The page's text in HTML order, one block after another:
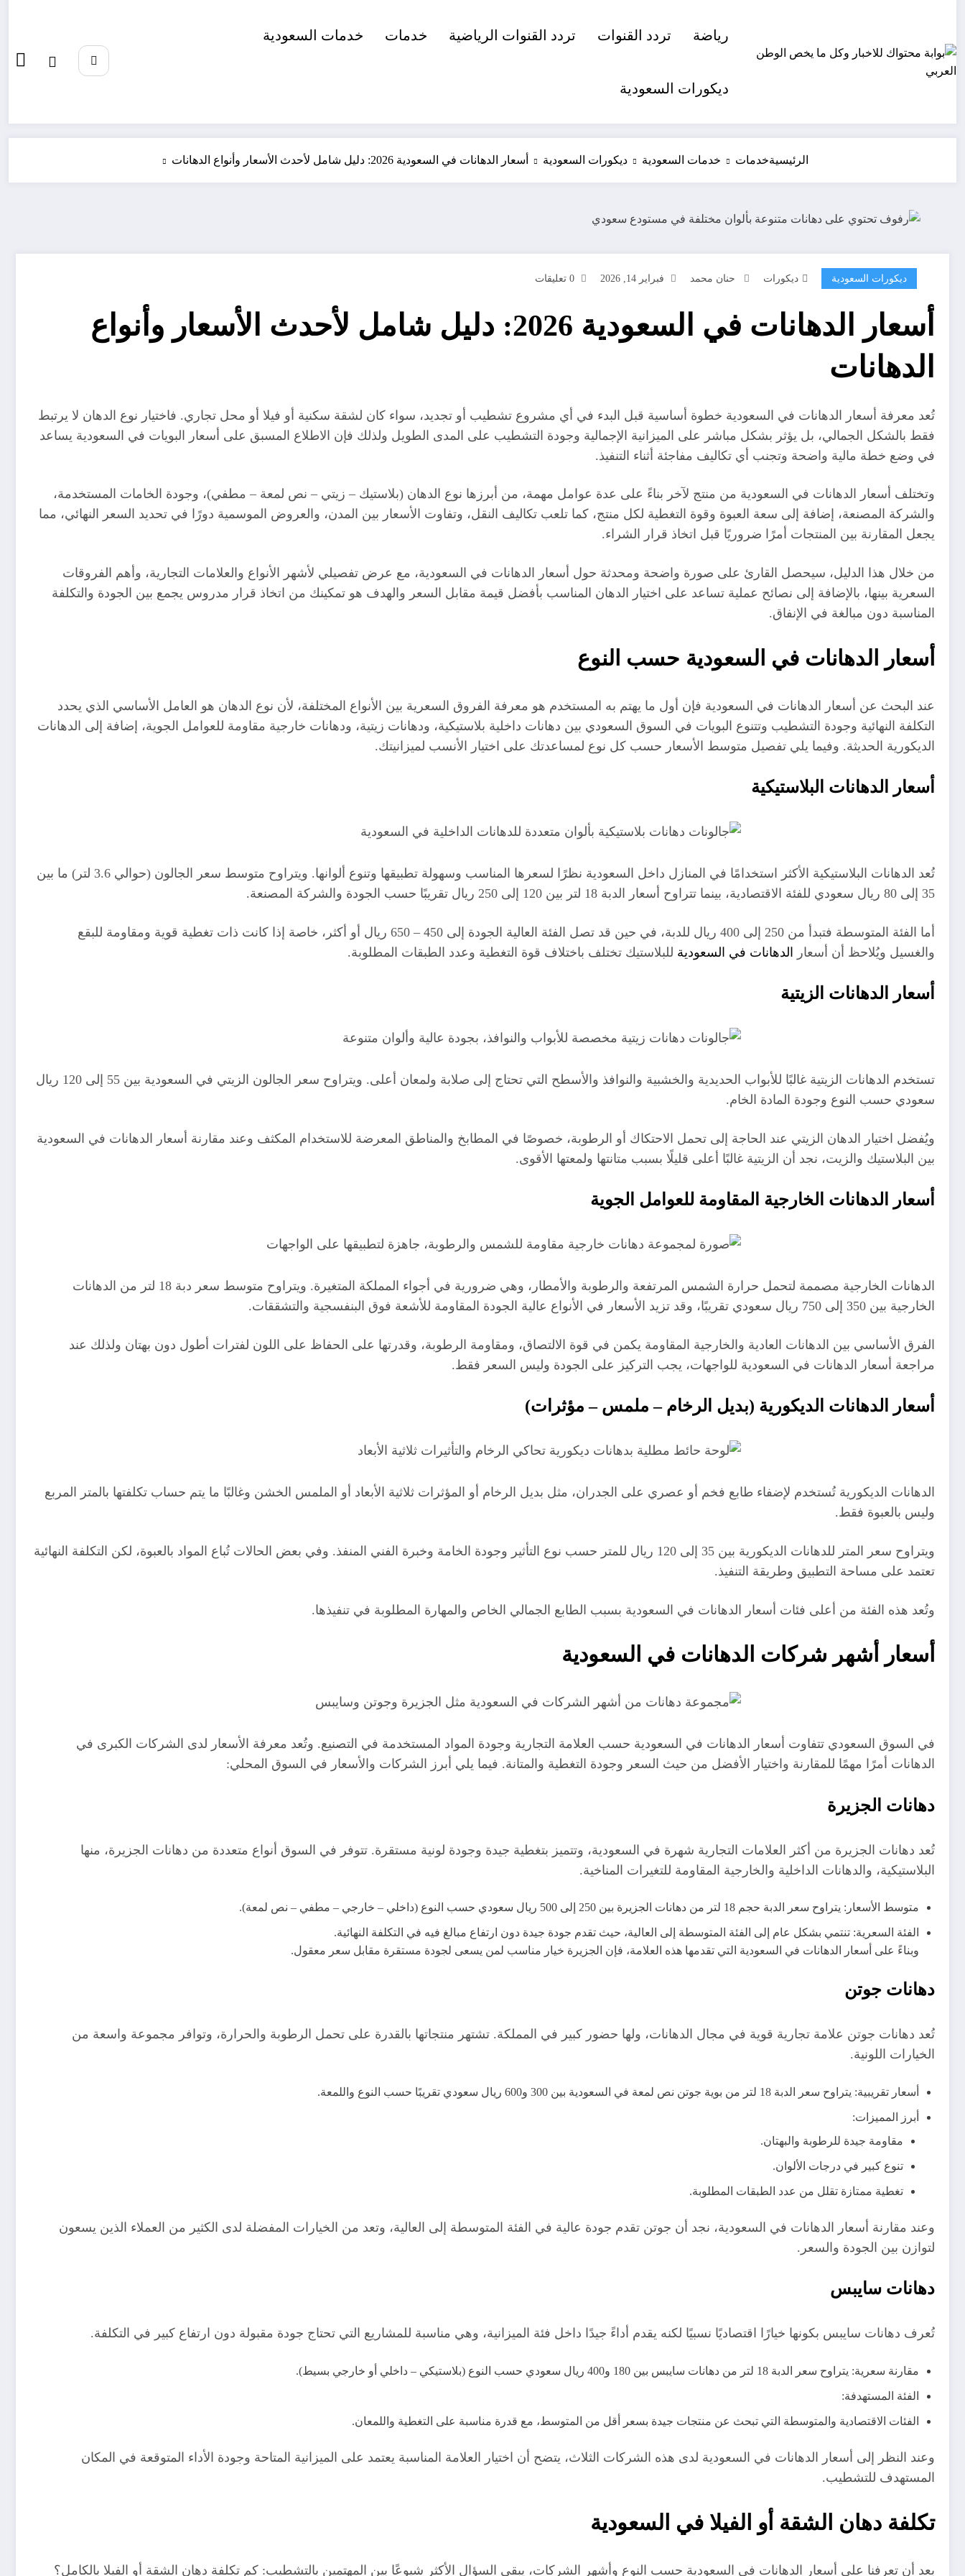
المحتوى
رياضة تردد القنوات تردد القنوات الرياضية خدمات خدمات السعودية
ديكورات السعودية
الرئيسيةخدمات خدمات السعودية ديكورات السعودية أسعار الدهانات في السعودية 2026: دليل شامل لأحدث الأسعار وأنواع الدهانات
ديكورات السعودية ديكورات حنان محمد فبراير 14, 2026 0 تعليقات
أسعار الدهانات في السعودية 2026: دليل شامل لأحدث الأسعار وأنواع
الدهانات
تُعد معرفة أسعار الدهانات في السعودية خطوة أساسية قبل البدء في أي مشروع تشطيب أو تجديد، سواء كان لشقة سكنية أو فيلا أو محل تجاري. فاختيار نوع الدهان لا يرتبط
فقط بالشكل الجمالي، بل يؤثر بشكل مباشر على الميزانية الإجمالية وجودة التشطيب على المدى الطويل ولذلك فإن الاطلاع المسبق على أسعار البويات في السعودية يساعد
في وضع خطة مالية واضحة وتجنب أي تكاليف مفاجئة أثناء التنفيذ.
وتختلف أسعار الدهانات في السعودية من منتج لآخر بناءً على عدة عوامل مهمة، من أبرزها نوع الدهان (بلاستيك – زيتي – نص لمعة – مطفي)، وجودة الخامات المستخدمة،
والشركة المصنعة، إضافة إلى سعة العبوة وقوة التغطية لكل منتج، كما تلعب تكاليف النقل، وتفاوت الأسعار بين المدن، والعروض الموسمية دورًا في تحديد السعر النهائي، مما
يجعل المقارنة بين المنتجات أمرًا ضروريًا قبل اتخاذ قرار الشراء.
من خلال هذا الدليل، سيحصل القارئ على صورة واضحة ومحدثة حول أسعار الدهانات في السعودية، مع عرض تفصيلي لأشهر الأنواع والعلامات التجارية، وأهم الفروقات
السعرية بينها، بالإضافة إلى نصائح عملية تساعد على اختيار الدهان المناسب بأفضل قيمة مقابل السعر والهدف هو تمكينك من اتخاذ قرار مدروس يجمع بين الجودة والتكلفة
المناسبة دون مبالغة في الإنفاق.
أسعار الدهانات في السعودية حسب النوع
عند البحث عن أسعار الدهانات في السعودية فإن أول ما يهتم به المستخدم هو معرفة الفروق السعرية بين الأنواع المختلفة، لأن نوع الدهان هو العامل الأساسي الذي يحدد
التكلفة النهائية وجودة التشطيب وتتنوع البويات في السوق السعودي بين دهانات داخلية بلاستيكية، ودهانات زيتية، ودهانات خارجية مقاومة للعوامل الجوية، إضافة إلى الدهانات
الديكورية الحديثة. وفيما يلي تفصيل متوسط الأسعار حسب كل نوع لمساعدتك على اختيار الأنسب لميزانيتك.
أسعار الدهانات البلاستيكية
تُعد الدهانات البلاستيكية الأكثر استخدامًا في المنازل داخل السعودية نظرًا لسعرها المناسب وسهولة تطبيقها وتنوع ألوانها. ويتراوح متوسط سعر الجالون (حوالي 3.6 لتر) ما بين
35 إلى 80 ريال سعودي للفئة الاقتصادية، بينما تتراوح أسعار الدبة 18 لتر بين 120 إلى 250 ريال تقريبًا حسب الجودة والشركة المصنعة.
أما الفئة المتوسطة فتبدأ من 250 إلى 400 ريال للدبة، في حين قد تصل الفئة العالية الجودة إلى 450 – 650 ريال أو أكثر، خاصة إذا كانت ذات تغطية قوية ومقاومة للبقع
والغسيل ويُلاحظ أن أسعار الدهانات في السعودية للبلاستيك تختلف باختلاف قوة التغطية وعدد الطبقات المطلوبة.
أسعار الدهانات الزيتية
تستخدم الدهانات الزيتية غالبًا للأبواب الحديدية والخشبية والنوافذ والأسطح التي تحتاج إلى صلابة ولمعان أعلى. ويتراوح سعر الجالون الزيتي في السعودية بين 55 إلى 120 ريال
سعودي حسب النوع وجودة المادة الخام.
ويُفضل اختيار الدهان الزيتي عند الحاجة إلى تحمل الاحتكاك أو الرطوبة، خصوصًا في المطابخ والمناطق المعرضة للاستخدام المكثف وعند مقارنة أسعار الدهانات في السعودية
بين البلاستيك والزيت، نجد أن الزيتية غالبًا أعلى قليلًا بسبب متانتها ولمعتها الأقوى.
أسعار الدهانات الخارجية المقاومة للعوامل الجوية
الدهانات الخارجية مصممة لتحمل حرارة الشمس المرتفعة والرطوبة والأمطار، وهي ضرورية في أجواء المملكة المتغيرة. ويتراوح متوسط سعر دبة 18 لتر من الدهانات
الخارجية بين 350 إلى 750 ريال سعودي تقريبًا، وقد تزيد الأسعار في الأنواع عالية الجودة المقاومة للأشعة فوق البنفسجية والتشققات.
الفرق الأساسي بين الدهانات العادية والخارجية المقاومة يكمن في قوة الالتصاق، ومقاومة الرطوبة، وقدرتها على الحفاظ على اللون لفترات أطول دون بهتان ولذلك عند
مراجعة أسعار الدهانات في السعودية للواجهات، يجب التركيز على الجودة وليس السعر فقط.
أسعار الدهانات الديكورية (بديل الرخام – ملمس – مؤثرات)
الدهانات الديكورية تُستخدم لإضفاء طابع فخم أو عصري على الجدران، مثل بديل الرخام أو المؤثرات ثلاثية الأبعاد أو الملمس الخشن وغالبًا ما يتم حساب تكلفتها بالمتر المربع
وليس بالعبوة فقط.
ويتراوح سعر المتر للدهانات الديكورية بين 35 إلى 120 ريال للمتر حسب نوع التأثير وجودة الخامة وخبرة الفني المنفذ. وفي بعض الحالات تُباع المواد بالعبوة، لكن التكلفة النهائية
تعتمد على مساحة التطبيق وطريقة التنفيذ.
وتُعد هذه الفئة من أعلى فئات أسعار الدهانات في السعودية بسبب الطابع الجمالي الخاص والمهارة المطلوبة في تنفيذها.
أسعار أشهر شركات الدهانات في السعودية
في السوق السعودي تتفاوت أسعار الدهانات في السعودية حسب العلامة التجارية وجودة المواد المستخدمة في التصنيع. وتُعد معرفة الأسعار لدى الشركات الكبرى في
الدهانات أمرًا مهمًا للمقارنة واختيار الأفضل من حيث السعر وجودة التغطية والمتانة. فيما يلي أبرز الشركات والأسعار في السوق المحلي:
دهانات الجزيرة
تُعد دهانات الجزيرة من أكثر العلامات التجارية شهرة في السعودية، وتتميز بتغطية جيدة وجودة لونية مستقرة. تتوفر في السوق أنواع متعددة من دهانات الجزيرة، منها
البلاستيكية، والدهانات الداخلية والخارجية المقاومة للتغيرات المناخية.
متوسط الأسعار: يتراوح سعر الدبة حجم 18 لتر من دهانات الجزيرة بين 250 إلى 500 ريال سعودي حسب النوع (داخلي – خارجي – مطفي – نص لمعة).
الفئة السعرية: تنتمي بشكل عام إلى الفئة المتوسطة إلى العالية، حيث تقدم جودة جيدة دون ارتفاع مبالغ فيه في التكلفة النهائية.
وبناءً على أسعار الدهانات في السعودية التي تقدمها هذه العلامة، فإن الجزيرة خيار مناسب لمن يسعى لجودة مستقرة مقابل سعر معقول.
دهانات جوتن
تُعد دهانات جوتن علامة تجارية قوية في مجال الدهانات، ولها حضور كبير في المملكة. تشتهر منتجاتها بالقدرة على تحمل الرطوبة والحرارة، وتوافر مجموعة واسعة من
الخيارات اللونية.
أسعار تقريبية: يتراوح سعر الدبة 18 لتر من بوية جوتن نص لمعة في السعودية بين 300 و600 ريال سعودي تقريبًا حسب النوع واللمعة.
أبرز المميزات:
مقاومة جيدة للرطوبة والبهتان.
تنوع كبير في درجات الألوان.
تغطية ممتازة تقلل من عدد الطبقات المطلوبة.
وعند مقارنة أسعار الدهانات في السعودية، نجد أن جوتن تقدم جودة عالية في الفئة المتوسطة إلى العالية، وتعد من الخيارات المفضلة لدى الكثير من العملاء الذين يسعون
لتوازن بين الجودة والسعر.
دهانات سايبس
تُعرف دهانات سايبس بكونها خيارًا اقتصاديًا نسبيًا لكنه يقدم أداءً جيدًا داخل فئة الميزانية، وهي مناسبة للمشاريع التي تحتاج جودة مقبولة دون ارتفاع كبير في التكلفة.
مقارنة سعرية: يتراوح سعر الدبة 18 لتر من دهانات سايبس بين 180 و400 ريال سعودي حسب النوع (بلاستيكي – داخلي أو خارجي بسيط).
الفئة المستهدفة:
الفئات الاقتصادية والمتوسطة التي تبحث عن منتجات جيدة بسعر أقل من المتوسط، مع قدرة مناسبة على التغطية واللمعان.
وعند النظر إلى أسعار الدهانات في السعودية لدى هذه الشركات الثلاث، يتضح أن اختيار العلامة المناسبة يعتمد على الميزانية المتاحة وجودة الأداء المتوقعة في المكان
المستهدف للتشطيب.
تكلفة دهان الشقة أو الفيلا في السعودية
بعد أن تعرفنا على أسعار الدهانات في السعودية حسب النوع وأشهر الشركات، يبقى السؤال الأكثر شيوعًا بين المهتمين بالتشطيب: كم تكلفة دهان الشقة أو الفيلا بالكامل؟